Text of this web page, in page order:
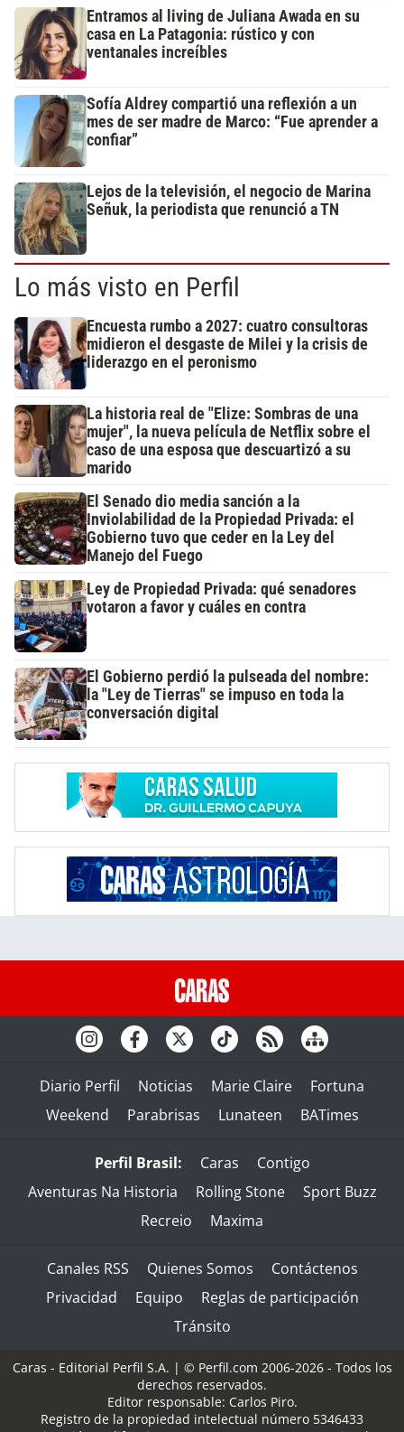
Entramos al living de Juliana Awada en su
casa en La Patagonia: rústico y con
ventanales increíbles
Sofía Aldrey compartió una reflexión a un
mes de ser madre de Marco: “Fue aprender a
confiar”
Lejos de la televisión, el negocio de Marina
Señuk, la periodista que renunció a TN
Lo más visto en Perfil
Encuesta rumbo a 2027: cuatro consultoras
midieron el desgaste de Milei y la crisis de
liderazgo en el peronismo
La historia real de "Elize: Sombras de una
mujer", la nueva película de Netflix sobre el
caso de una esposa que descuartizó a su
marido
El Senado dio media sanción a la
Inviolabilidad de la Propiedad Privada: el
Gobierno tuvo que ceder en la Ley del
Manejo del Fuego
Ley de Propiedad Privada: qué senadores
votaron a favor y cuáles en contra
El Gobierno perdió la pulseada del nombre:
la "Ley de Tierras" se impuso en toda la
conversación digital
Diario Perfil Noticias Marie Claire
Fortuna
Weekend
Parabrisas Lunateen BATimes
Perfil Brasil: Caras
Contigo
Aventuras Na Historia
Rolling Stone
Sport Buzz
Recreio
Maxima
Canales RSS Quienes Somos
Contáctenos
Privacidad
Equipo
Reglas de participación
Tránsito
Caras - Editorial Perfil S.A. | © Perfil.com 2006-2026 - Todos los
derechos reservados.
Editor responsable: Carlos Piro.
Registro de la propiedad intelectual número 5346433